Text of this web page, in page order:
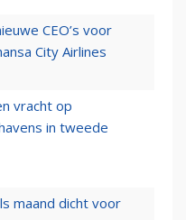
CEO’s voor
City Airlines
vracht op
in tweede
maand dicht voor